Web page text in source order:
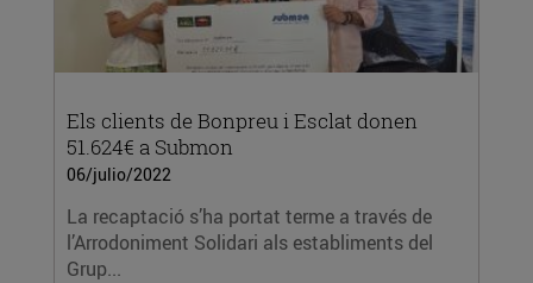
Els clients de Bonpreu i Esclat donen
51.624€ a Submon
06/julio/2022
La recaptació s’ha portat terme a través de
l’Arrodoniment Solidari als establiments del
Grup...